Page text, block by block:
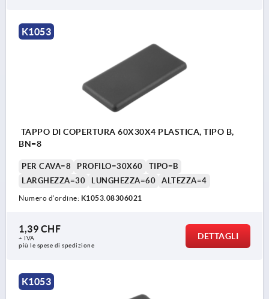
K1053
TAPPO DI COPERTURA 60X30X4 PLASTICA, TIPO B,
BN=8
PER CAVA=8 PROFILO=30X60
TIPO=B
LARGHEZZA=30
LUNGHEZZA=60 ALTEZZA=4
Numero d’ordine: K1053.08306021
1,39 CHF
+ IVA
più le spese di spedizione
DETTAGLI
K1053